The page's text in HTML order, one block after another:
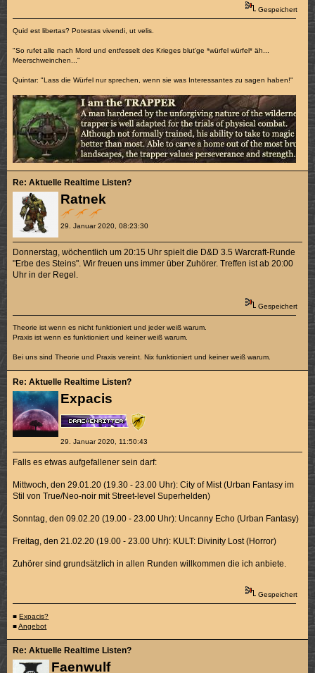
Gespeichert
Quid est libertas? Potestas vivendi, ut velis.
"So rufet alle nach Mord und entfesselt des Krieges blut'ge *würfel würfel* äh...
Meerschweinchen..."
Quintar: "Lass die Würfel nur sprechen, wenn sie was Interessantes zu sagen haben!"
Ratnek
29. Januar 2020, 08:23:30
Re: Aktuelle Realtime Listen?
Donnerstag, wöchentlich um 20:15 Uhr spielt die D&D 3.5 Warcraft-Runde
"Erbe des Steins". Wir freuen uns immer über Zuhörer. Treffen ist ab 20:00
Uhr in der Regel.
Gespeichert
Theorie ist wenn es nicht funktioniert und jeder weiß warum.
Praxis ist wenn es funktioniert und keiner weiß warum.
Bei uns sind Theorie und Praxis vereint. Nix funktioniert und keiner weiß warum.
Expacis
29. Januar 2020, 11:50:43
Re: Aktuelle Realtime Listen?
Falls es etwas aufgefallener sein darf:
Mittwoch, den 29.01.20 (19.30 - 23.00 Uhr): City of Mist (Urban Fantasy im
Stil von True/Neo-noir mit Street-level Superhelden)
Sonntag, den 09.02.20 (19.00 - 23.00 Uhr): Uncanny Echo (Urban Fantasy)
Freitag, den 21.02.20 (19.00 - 23.00 Uhr): KULT: Divinity Lost (Horror)
Zuhörer sind grundsätzlich in allen Runden willkommen die ich anbiete.
Gespeichert
■Expacis?
■Angebot
Faenwulf
Re: Aktuelle Realtime Listen?